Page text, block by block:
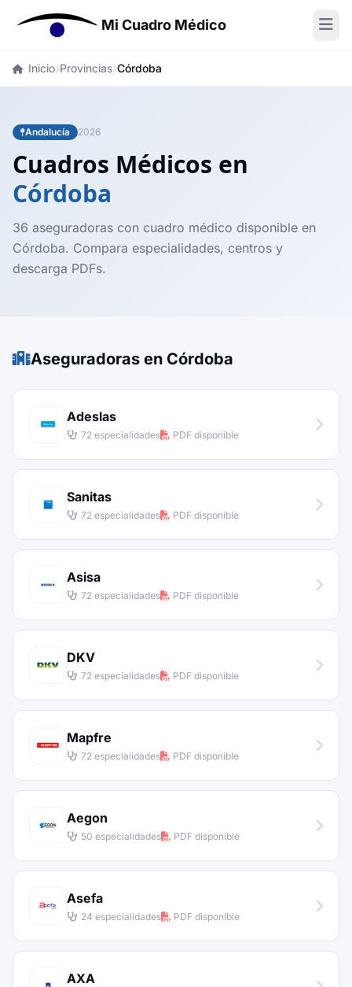
Mi Cuadro Médico
Inicio Provincias Córdoba
Andalucía 2026
Cuadros Médicos en
Córdoba
36 aseguradoras con cuadro médico disponible en
Córdoba. Compara especialidades, centros y
descarga PDFs.
Aseguradoras en Córdoba
Adeslas
72 especialidades PDF disponible
Sanitas
72 especialidades PDF disponible
Asisa
72 especialidades PDF disponible
DKV
72 especialidades PDF disponible
Mapfre
72 especialidades PDF disponible
Aegon
50 especialidades PDF disponible
Asefa
24 especialidades PDF disponible
AXA